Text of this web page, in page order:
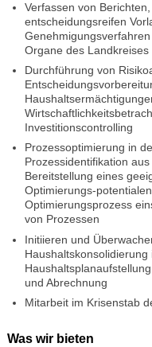
Verfassen von
entscheidungsreifen
Organe des Landkreises
Durchführung von
Investitionscontrolling
Prozessoptimierung in
Prozessidentifikation
Bereitstellung eines
Optimierungs-
Optimierungsprozess
von Prozessen
Initiieren und
und Abrechnung
Mitarbeit im Krisenstab
Was wir bieten